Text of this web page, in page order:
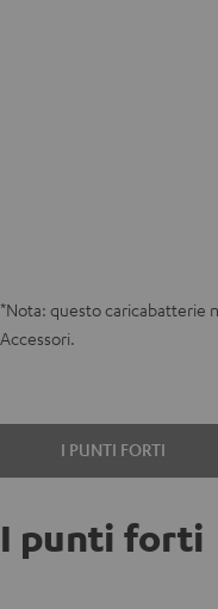
*Nota: questo caricabatterie
Accessori.
I PUNTI FORTI
I punti forti